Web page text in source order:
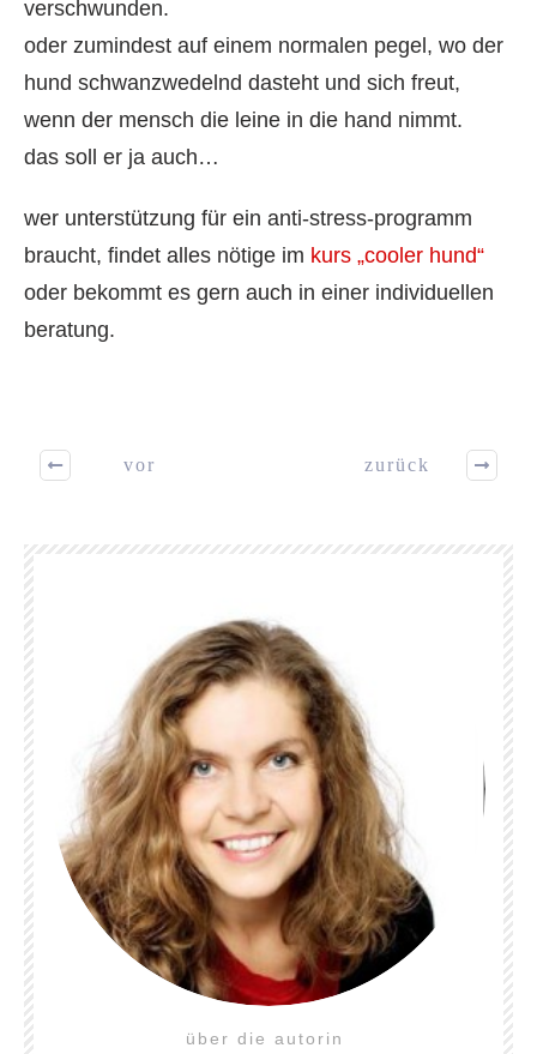
verschwunden.
oder zumindest auf einem normalen pegel, wo der
hund schwanzwedelnd dasteht und sich freut,
wenn der mensch die leine in die hand nimmt.
das soll er ja auch…
wer unterstützung für ein anti-stress-programm
braucht, findet alles nötige im kurs „cooler hund“
oder bekommt es gern auch in einer individuellen
beratung.
vor zurück
über die autorin